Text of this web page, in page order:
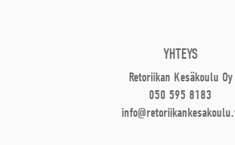
YHTEYS
Retoriikan Kesäkoulu Oy
050 595 8183